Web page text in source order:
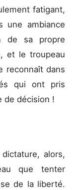
fatigant,
une ambiance
de sa propre
et le troupeau
reconnaît dans
qui ont pris
de décision !
alors,
que tenter
de la liberté.